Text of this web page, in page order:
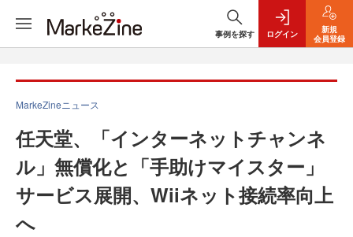
事例を探す ログイン
新規
会員登録
MarkeZineニュース
任天堂、「インターネットチャンネ
ル」無償化と「手助けマイスター」
サービス展開、Wiiネット接続率向上
へ